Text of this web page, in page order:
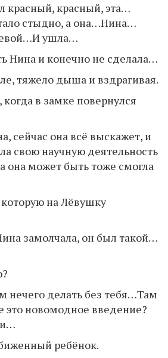
красный, красный, эта…
стыдно, а она…Нина…
ушла…
Нина и конечно не сделала…
тяжело дыша и вздрагивая.
в замке повернулся
сейчас она всё выскажет, и
свою научную деятельность
она может быть тоже смогла
на Лёвушку
замолчала, он был такой…
делать без тебя…Там
это новомодное введение?
ребёнок.